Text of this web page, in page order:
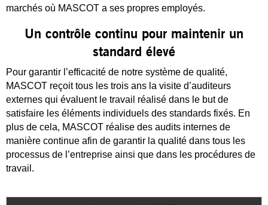
marchés où MASCOT a ses propres employés.
Un contrôle continu pour maintenir un
standard élevé
Pour garantir l’efficacité de notre système de qualité,
MASCOT reçoit tous les trois ans la visite d’auditeurs
externes qui évaluent le travail réalisé dans le but de
satisfaire les éléments individuels des standards fixés. En
plus de cela, MASCOT réalise des audits internes de
manière continue afin de garantir la qualité dans tous les
processus de l’entreprise ainsi que dans les procédures de
travail.